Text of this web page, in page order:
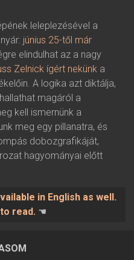
leleplezésével a
június 25-től már
elindulhat az a nagy
Zelnick ígért nekünk a
A logika azt diktálja,
magáról a
kell ismernünk a
meg egy pillanatra, és
dobozgrafikáját,
hagyományai előtt
in English as well.
read. ☚
Forrás: